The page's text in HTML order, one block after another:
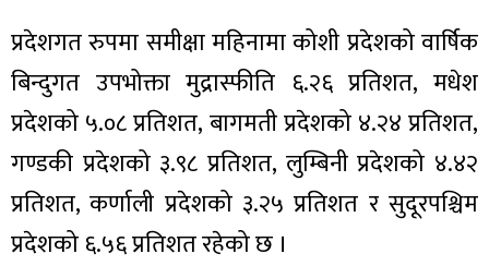
प्रदेशगत रुपमा समीक्षा महिनामा कोशी प्रदेशको वार्षिक
बिन्दुगत उपभोक्ता मुद्रास्फीति ६.२६ प्रतिशत, मधेश
प्रदेशको ५.०८ प्रतिशत, बागमती प्रदेशको ४.२४ प्रतिशत,
गण्डकी प्रदेशको ३.९८ प्रतिशत, लुम्बिनी प्रदेशको ४.४२
प्रतिशत, कर्णाली प्रदेशको ३.२५ प्रतिशत र सुदूरपश्चिम
प्रदेशको ६.५६ प्रतिशत रहेको छ ।